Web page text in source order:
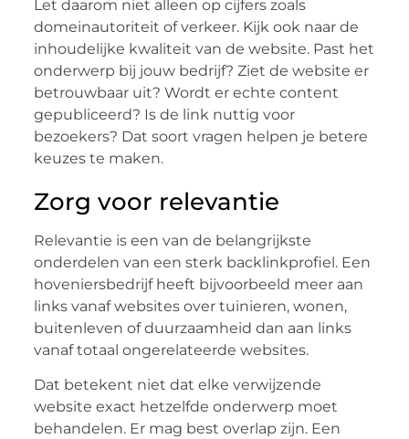
Let daarom niet alleen op cijfers zoals
domeinautoriteit of verkeer. Kijk ook naar de
inhoudelijke kwaliteit van de website. Past het
onderwerp bij jouw bedrijf? Ziet de website er
betrouwbaar uit? Wordt er echte content
gepubliceerd? Is de link nuttig voor
bezoekers? Dat soort vragen helpen je betere
keuzes te maken.
Zorg voor relevantie
Relevantie is een van de belangrijkste
onderdelen van een sterk backlinkprofiel. Een
hoveniersbedrijf heeft bijvoorbeeld meer aan
links vanaf websites over tuinieren, wonen,
buitenleven of duurzaamheid dan aan links
vanaf totaal ongerelateerde websites.
Dat betekent niet dat elke verwijzende
website exact hetzelfde onderwerp moet
behandelen. Er mag best overlap zijn. Een